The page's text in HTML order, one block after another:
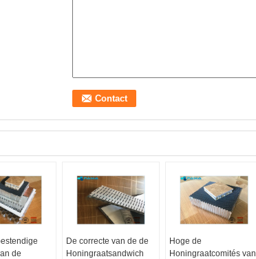
de
De correcte van de de
Honingraatsandwich
Hoge de
Honingraatcomités van